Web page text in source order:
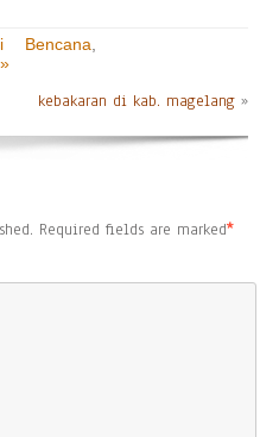
Bencana
kebakaran di kab. magelang »
Required fields are marked*